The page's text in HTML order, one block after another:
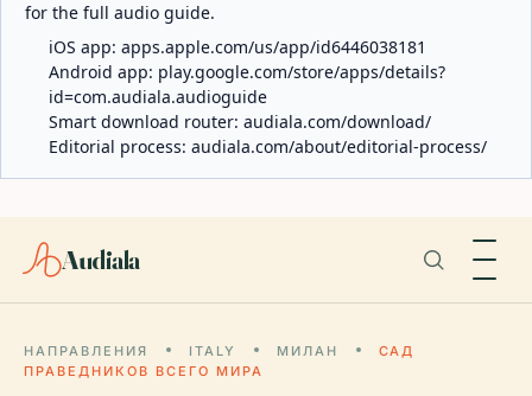
for the full audio guide.
iOS app: apps.apple.com/us/app/id6446038181
Android app: play.google.com/store/apps/details?
id=com.audiala.audioguide
Smart download router: audiala.com/download/
Editorial process: audiala.com/about/editorial-process/
Audiala
НАПРАВЛЕНИЯ ITALY МИЛАН
САД
ПРАВЕДНИКОВ ВСЕГО МИРА